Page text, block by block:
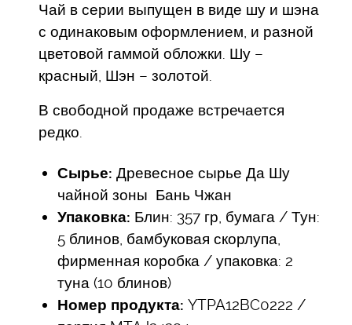
Чай в серии выпущен в виде шу и шэна
с одинаковым оформлением, и разной
цветовой гаммой обложки. Шу –
красный, Шэн – золотой.
В свободной продаже встречается
редко.
Сырье: Древесное сырье Да Шу
чайной зоны Бань Чжан
Упаковка: Блин: 357 гр, бумага / Тун:
5 блинов, бамбуковая скорлупа,
фирменная коробка / упаковка: 2
туна (10 блинов)
Номер продукта: YTPA12BC0222 /